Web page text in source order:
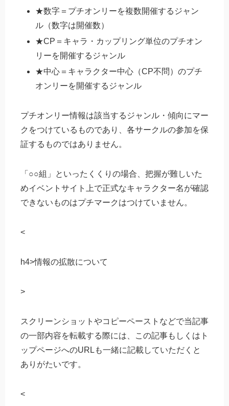
★数字＝プチオンリーを複数開催するジャン
ル（数字は開催数）
★CP＝キャラ・カップリング単位のプチオン
リーを開催するジャンル
★中心＝キャラクター中心（CP不問）のプチ
オンリーを開催するジャンル
プチオンリー情報は該当するジャンル・傾向にマー
クをつけているものであり、各サークルの参加を保
証するものではありません。
「○○組」といったくくりの場合、把握が難しいた
めイベントサイト上で正式なキャラクター名が確認
できないものはプチマークはつけていません。
<
h4>情報の拡散について
>
スクリーンショットやコピーペーストなどで当記事
の一部内容を転載する際には、この記事もしくはト
ップページへのURLも一緒に記載していただくと
ありがたいです。
<